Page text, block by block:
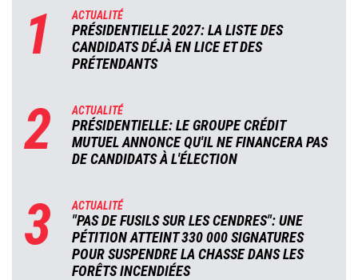
1 ACTUALITÉ
PRÉSIDENTIELLE 2027: LA LISTE DES
CANDIDATS DÉJÀ EN LICE ET DES
PRÉTENDANTS
2 ACTUALITÉ
PRÉSIDENTIELLE: LE GROUPE CRÉDIT
MUTUEL ANNONCE QU'IL NE FINANCERA PAS
DE CANDIDATS À L'ÉLECTION
3 ACTUALITÉ
"PAS DE FUSILS SUR LES CENDRES": UNE
PÉTITION ATTEINT 330 000 SIGNATURES
POUR SUSPENDRE LA CHASSE DANS LES
FORÊTS INCENDIÉES